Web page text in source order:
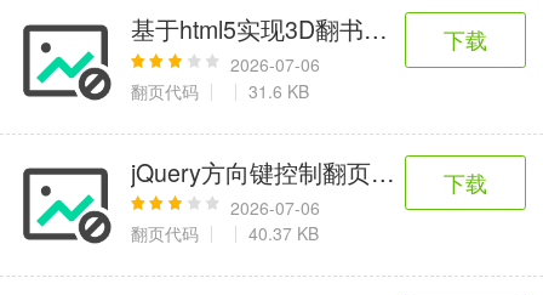
基于html5实现3D翻书特效源码
2026-07-06
翻页代码
31.6 KB
下载
jQuery方向键控制翻页插件
2026-07-06
翻页代码
40.37 KB
下载